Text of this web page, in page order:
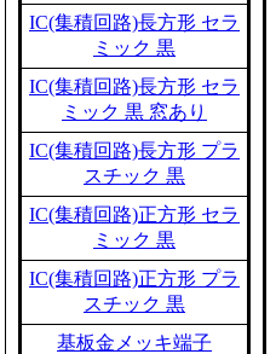
IC(集積回路)長方形 セラ
ミック 黒
IC(集積回路)長方形 セラ
ミック 黒 窓あり
IC(集積回路)長方形 プラ
スチック 黒
IC(集積回路)正方形 セラ
ミック 黒
IC(集積回路)正方形 プラ
スチック 黒
基板金メッキ端子